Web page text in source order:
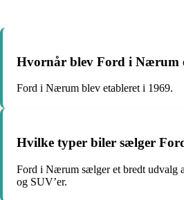
Hvornår blev Ford i Nærum
Ford i Nærum blev etableret i 1969.
Hvilke typer biler sælger
Ford i Nærum sælger et bredt udvalg
og SUV’er.